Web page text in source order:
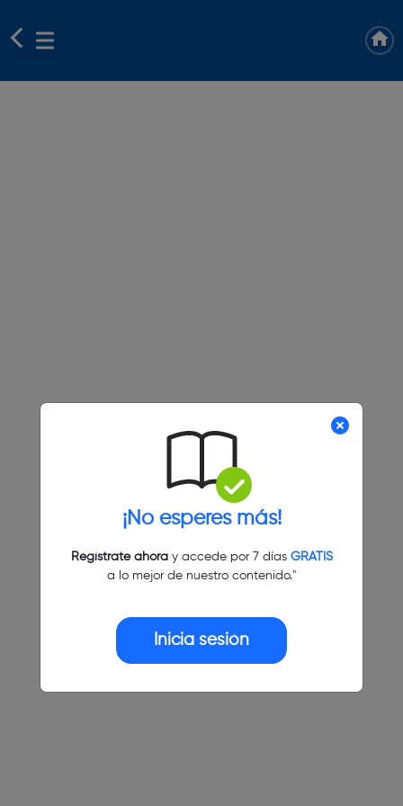
¡No esperes más!
Regístrate ahoray accede por 7 días GRATIS
a lo mejor de nuestro contenido."
Inicia sesión